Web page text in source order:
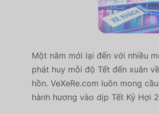
Một năm mới lại đến với nhiều
phát huy mỗi độ Tết đến xuân
hồn. VeXeRe.com luôn mong
hành hương vào dịp Tết Kỷ Hợi